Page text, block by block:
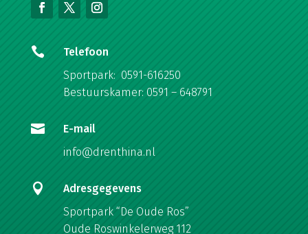

Telefoon
Sportpark: 0591-616250
Bestuurskamer: 0591 – 648791

E-mail
info@drenthina.nl

Adresgegevens
Sportpark “De Oude Ros”
Oude Roswinkelerweg 112